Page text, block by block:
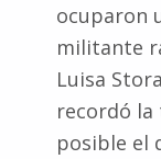
ocuparon
militante
Luisa
recordó la
posible el